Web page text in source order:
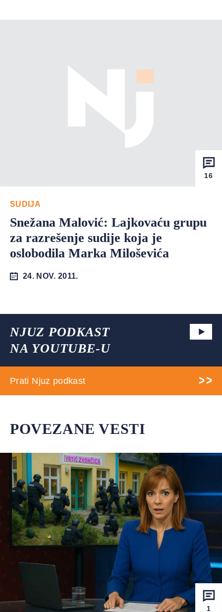
16
SUDIJA
Snežana Malović: Lajkovaću grupu
za razrešenje sudije koja je
oslobodila Marka Miloševića
24. NOV. 2011.
NJUZ PODKAST
NA YOUTUBE-U
Prati Njuz podkast
POVEZANE VESTI
1